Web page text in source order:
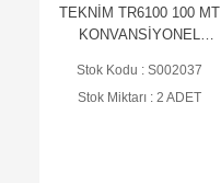
TEKNİM TR6100 100 MT
KONVANSİYONEL
DEDEKTÖR
Stok Kodu : S002037
Stok Miktarı : 2 ADET